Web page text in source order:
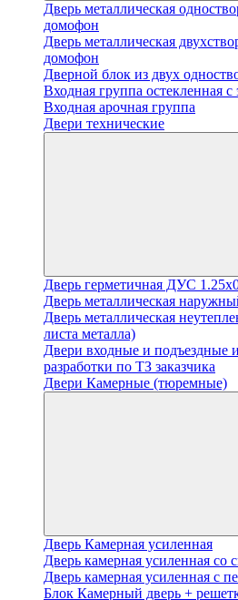
Дверь металлическая
домофон
Дверь металлическая
домофон
Дверной блок из двух
Входная группа остекленная
Входная арочная группа
Двери технические
Дверь герметичная ДУС
Дверь металлическая
Дверь металлическая
листа металла)
Двери входные и подъездные
разработки по ТЗ заказчика
Двери Камерные (тюремные)
Дверь Камерная усиленная
Дверь камерная усиленная со
Дверь камерная усиленная с
Блок Камерный дверь +